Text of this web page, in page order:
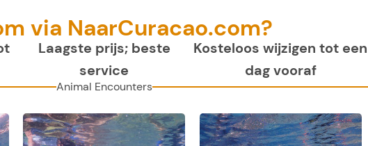
via NaarCuracao.com?
Laagste prijs; beste
service
Kosteloos wijzigen tot een
dag vooraf
Animal Encounters